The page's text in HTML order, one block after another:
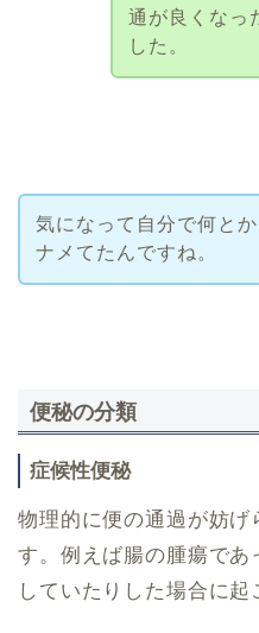
通が良くなっ
した。
気になって自分で何と
ナメてたんですね。
便秘の分類
症候性便秘
物理的に便の通過が妨げ
す。例えば腸の腫瘍であ
していたりした場合に起